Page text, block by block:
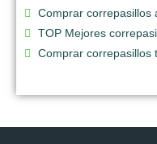
Comprar correpasillos
TOP Mejores
Comprar correpasillos